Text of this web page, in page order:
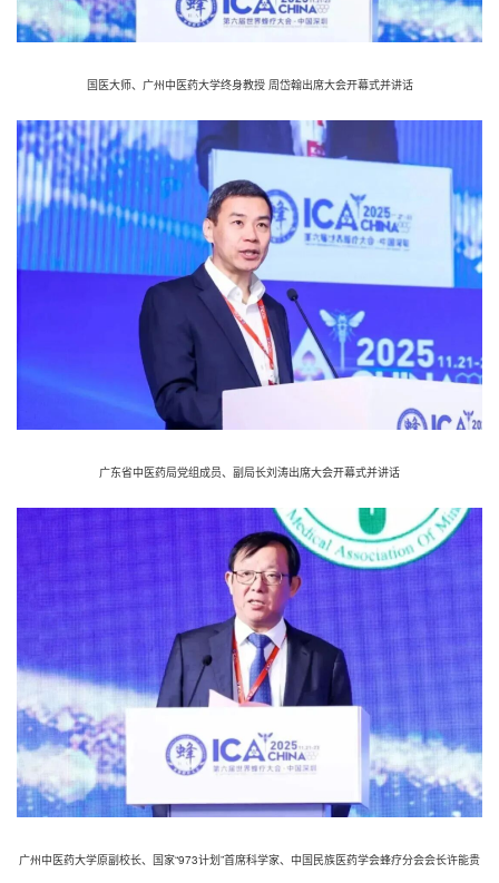
国医大师、广州中医药大学终身教授 周岱翰出席大会开幕式并讲话
广东省中医药局党组成员、副局长刘涛出席大会开幕式并讲话
广州中医药大学原副校长、国家“973计划”首席科学家、中国民族医药学会蜂疗分会会长许能贵